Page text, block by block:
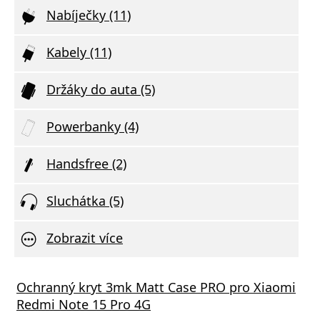
Nabíječky (11)
Kabely (11)
Držáky do auta (5)
Powerbanky (4)
Handsfree (2)
Sluchátka (5)
Zobrazit více
Ochranný kryt 3mk Matt Case PRO pro Xiaomi
Redmi Note 15 Pro 4G